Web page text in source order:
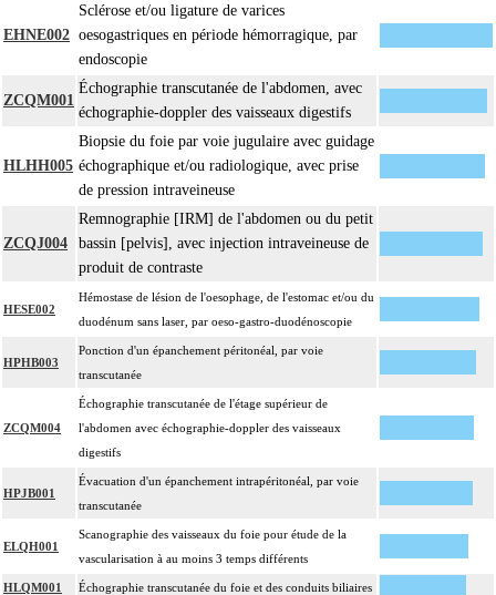
EHNE002
Sclérose et/ou ligature de varices
oesogastriques en période hémorragique, par
endoscopie
ZCQM001
Échographie transcutanée de l'abdomen, avec
échographie-doppler des vaisseaux digestifs
HLHH005
Biopsie du foie par voie jugulaire avec guidage
échographique et/ou radiologique, avec prise
de pression intraveineuse
ZCQJ004
Remnographie [IRM] de l'abdomen ou du petit
bassin [pelvis], avec injection intraveineuse de
produit de contraste
HESE002
Hémostase de lésion de l'oesophage, de l'estomac et/ou du
duodénum sans laser, par oeso-gastro-duodénoscopie
HPHB003
Ponction d'un épanchement péritonéal, par voie
transcutanée
ZCQM004
Échographie transcutanée de l'étage supérieur de
l'abdomen avec échographie-doppler des vaisseaux
digestifs
HPJB001
Évacuation d'un épanchement intrapéritonéal, par voie
transcutanée
ELQH001
Scanographie des vaisseaux du foie pour étude de la
vascularisation à au moins 3 temps différents
HLQM001 Échographie transcutanée du foie et des conduits biliaires